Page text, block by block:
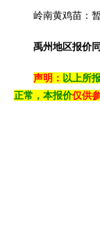
岭南黄鸡苗：暂
禹州地区报价
声明： 以上所
正常，本报价仅供